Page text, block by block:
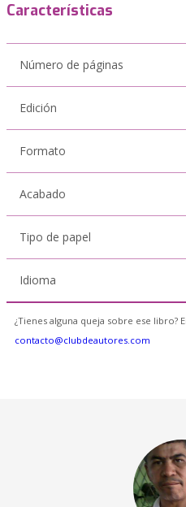
Características
Número de páginas
Edición
Formato
Acabado
Tipo de papel
Idioma
¿Tienes alguna queja sobre ese
contacto@clubdeautores.com